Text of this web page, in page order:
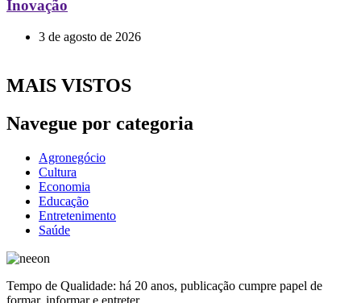
Inovação
3 de agosto de 2026
MAIS VISTOS
Navegue por categoria
Agronegócio
Cultura
Economia
Educação
Entretenimento
Saúde
Tempo de Qualidade: há 20 anos, publicação cumpre papel de
formar, informar e entreter